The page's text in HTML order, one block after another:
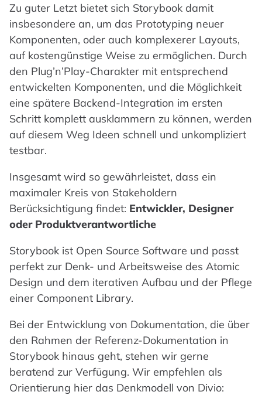
Zu guter Letzt bietet sich Storybook damit
insbesondere an, um das Prototyping neuer
Komponenten, oder auch komplexerer Layouts,
auf kostengünstige Weise zu ermöglichen. Durch
den Plug’n’Play-Charakter mit entsprechend
entwickelten Komponenten, und die Möglichkeit
eine spätere Backend-Integration im ersten
Schritt komplett ausklammern zu können, werden
auf diesem Weg Ideen schnell und unkompliziert
testbar.
Insgesamt wird so gewährleistet, dass ein
maximaler Kreis von Stakeholdern
Berücksichtigung findet: Entwickler, Designer
oder Produktverantwortliche
Storybook ist Open Source Software und passt
perfekt zur Denk- und Arbeitsweise des Atomic
Design und dem iterativen Aufbau und der Pflege
einer Component Library.
Bei der Entwicklung von Dokumentation, die über
den Rahmen der Referenz-Dokumentation in
Storybook hinaus geht, stehen wir gerne
beratend zur Verfügung. Wir empfehlen als
Orientierung hier das Denkmodell von Divio: